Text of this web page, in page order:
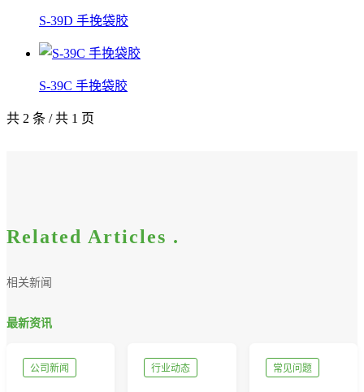
S-39D 手挽袋胶
S-39C 手挽袋胶
共 2 条 / 共 1 页
Related Articles .
相关新闻
最新资讯
公司新闻 行业动态 常见问题